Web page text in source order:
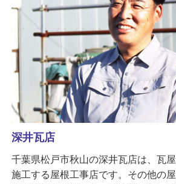
深井瓦店
千葉県松戸市秋山の深井瓦店は、瓦
施工する屋根工事店です。その他の屋